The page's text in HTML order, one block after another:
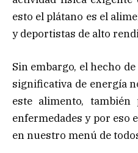
esto el plátano es el
y deportistas de alto
Sin embargo, el hecho
significativa de energía
este alimento, también
enfermedades y por eso
en nuestro menú de